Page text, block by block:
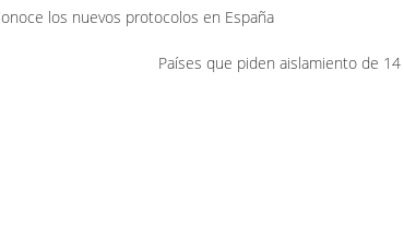
los nuevos protocolos en España
Países que piden aislamiento de